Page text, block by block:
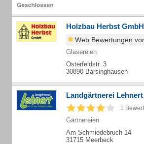
Holzbau Herbst GmbH
Web Bewertungen
Glasereien
Osterfeldstr. 3
30890 Barsinghausen
Landgärtnerei Lehnert
1
Gärtnereien
Am Schmiedebruch 14
31715 Meerbeck